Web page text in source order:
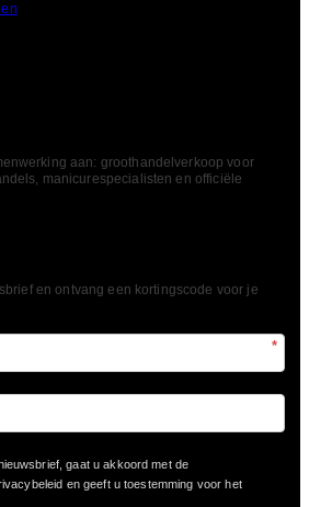
aan: groothandelverkoop voor
manicurespecialisten en officiële
en ontvang een kortingscode voor je
*
gaat u akkoord met de
en geeft u toestemming voor het